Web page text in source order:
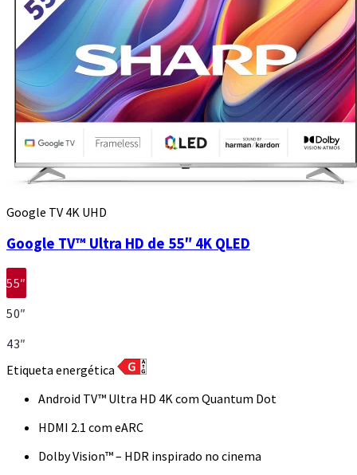
Google TV 4K UHD
Google TV™ Ultra HD de 55″ 4K QLED
55″
50″
43″
Etiqueta energética
Android TV™ Ultra HD 4K com Quantum Dot
HDMI 2.1 com eARC
Dolby Vision™ – HDR inspirado no cinema